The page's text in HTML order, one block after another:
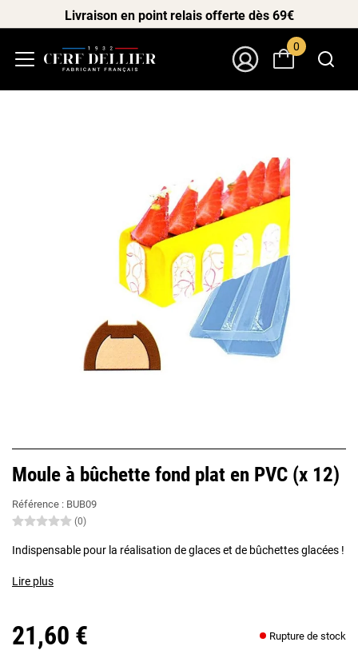
Livraison en point relais offerte dès 69€
0
Moule à bûchette fond plat en PVC (x 12)
Référence : BUB09
(0)
Indispensable pour la réalisation de glaces et de bûchettes glacées !
Lire plus
21,60 € Rupture de stock